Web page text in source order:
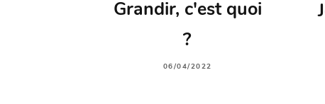
Grandir, c'est quoi
?
06/04/2022